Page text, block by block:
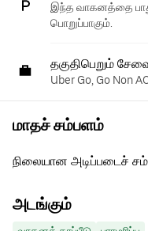
இந்த வாகனத்தை
பொறுப்பாகும்.
தகுதிபெறும்
Uber Go, Go Non
மாதச் சம்பளம்
நிலையான அடிப்படைச்
அடங்கும்